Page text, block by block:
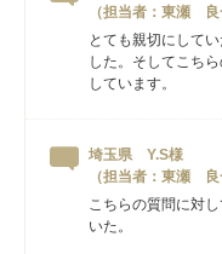
（担当者：東瀬 良
とても親切にして
した。そしてこち
しています。
埼玉県 Y.S様
（担当者：東瀬 良
こちらの質問に対
いた。